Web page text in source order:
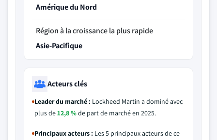
Amérique du Nord
Région à la croissance la plus rapide
Asie-Pacifique
Acteurs clés
Leader du marché : Lockheed Martin a dominé avec
plus de12,8 %de part de marché en 2025.
Principaux acteurs : Les 5 principaux acteurs de ce